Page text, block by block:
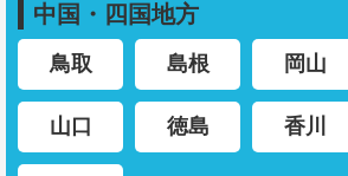
中国・四国地方
鳥取 島根 岡山
山口 徳島 香川